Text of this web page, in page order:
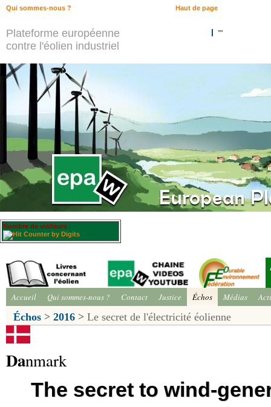
Plateforme européenne
contre l'éolien industriel
""
Nombre de visiteurs :
Accueil Qui sommes-nous ? Contact Justice Échos Médias
Échos > 2016 > Le secret de l'électricité éolienne
Danmark
The secret to wind-
Haut de page
Qui sommes-nous ?